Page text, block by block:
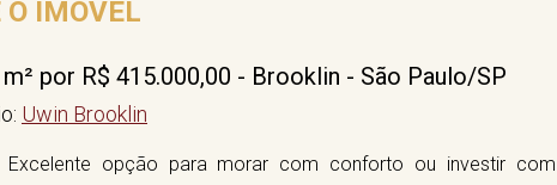
O IMÓVEL
por R$ 415.000,00 - Brooklin - São Paulo/SP
Uwin Brooklin
opção para morar com conforto ou investir com